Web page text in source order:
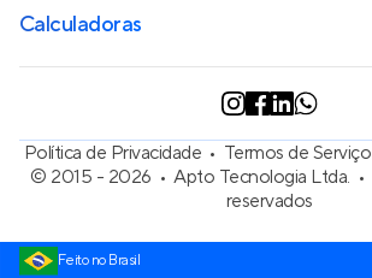
Calculadoras
Política de Privacidade Termos de Serviço
© 2015 - 2026
Apto Tecnologia Ltda.
reservados
Feito no Brasil